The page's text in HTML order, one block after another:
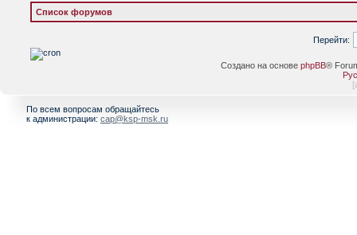
Список форумов
Перейти:
Создано на основе phpBB®
[
По всем вопросам обращайтесь
к администрации: cap@ksp-msk.ru